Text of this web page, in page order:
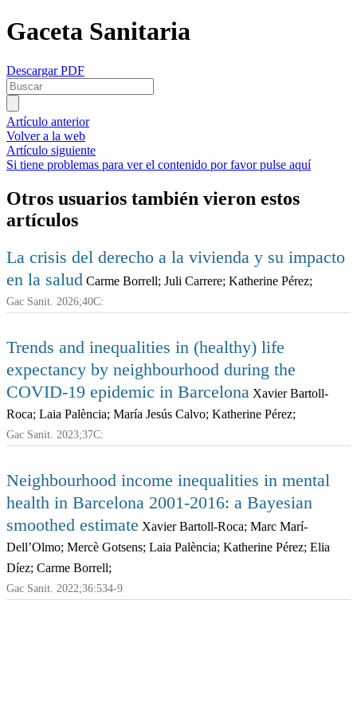
Gaceta Sanitaria
Descargar PDF
Artículo anterior
Volver a la web
Artículo siguiente
Si tiene problemas para ver el contenido por favor pulse aquí
Otros usuarios también vieron estos
artículos
La crisis del derecho a la vivienda y su impacto
en la salud Carme Borrell; Juli Carrere; Katherine Pérez;
Gac Sanit. 2026;40C:
Trends and inequalities in (healthy) life
expectancy by neighbourhood during the
COVID-19 epidemic in Barcelona Xavier Bartoll-
Roca; Laia Palència; María Jesús Calvo; Katherine Pérez;
Gac Sanit. 2023;37C:
Neighbourhood income inequalities in mental
health in Barcelona 2001-2016: a Bayesian
smoothed estimate Xavier Bartoll-Roca; Marc Marí-
Dell’Olmo; Mercè Gotsens; Laia Palència; Katherine Pérez; Elia
Díez; Carme Borrell;
Gac Sanit. 2022;36:534-9